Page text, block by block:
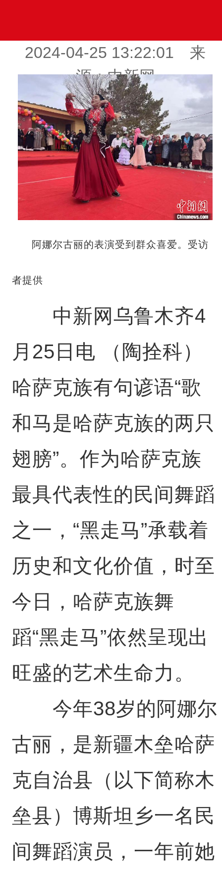
2024-04-25 13:22:01 来
源：中新网
阿娜尔古丽的表演受到群众喜爱。受访
者提供
中新网乌鲁木齐4
月25日电 （陶拴科）
哈萨克族有句谚语“歌
和马是哈萨克族的两只
翅膀”。作为哈萨克族
最具代表性的民间舞蹈
之一，“黑走马”承载着
历史和文化价值，时至
今日，哈萨克族舞
蹈“黑走马”依然呈现出
旺盛的艺术生命力。
今年38岁的阿娜尔
古丽，是新疆木垒哈萨
克自治县（以下简称木
垒县）博斯坦乡一名民
间舞蹈演员，一年前她